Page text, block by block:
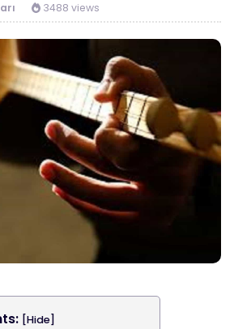
3488 views
[Hide]